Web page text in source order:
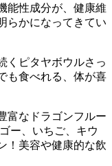
能性成分が、健康維
らかになってきてい
くピタヤボウルさっ
も食べれる、体が喜
富なドラゴンフルー
ー、いちご、キウ
！美容や健康的な飲